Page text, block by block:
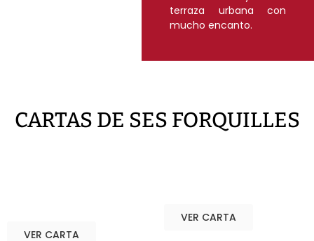
terraza urbana con
mucho encanto.
CARTAS DE SES FORQUILLES
VER CARTA
VER CARTA